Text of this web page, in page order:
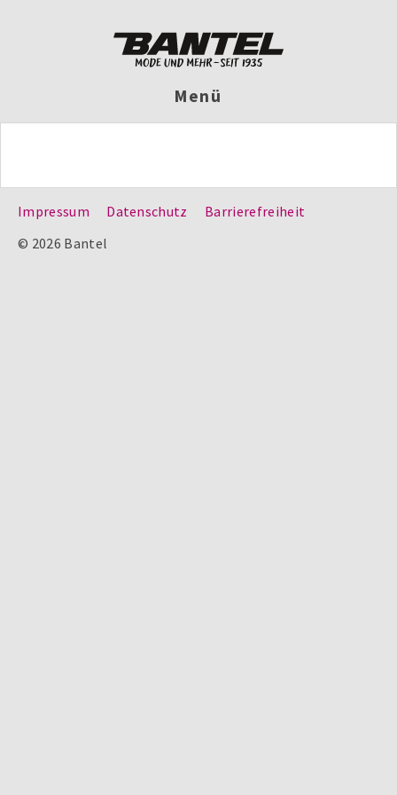
Menü
Impressum Datenschutz
Barrierefreiheit
© 2026 Bantel